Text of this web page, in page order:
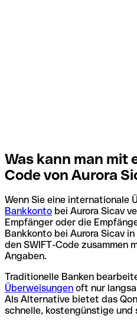
Was kann man mit
Code von Aurora
Wenn Sie eine internationale
Bankkonto bei Aurora Sicav
Empfänger oder die
Bankkonto bei Aurora Sicav
den SWIFT-Code zusammen
Angaben.
Traditionelle Banken
Überweisungen oft nur
Als Alternative bietet das
schnelle, kostengünstige und